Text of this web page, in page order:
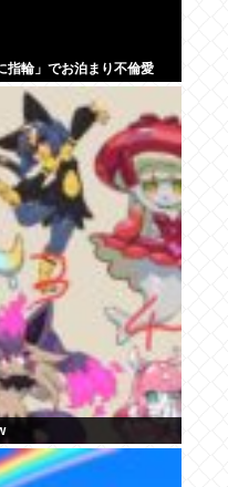
指輪」でお泊まり不倫愛